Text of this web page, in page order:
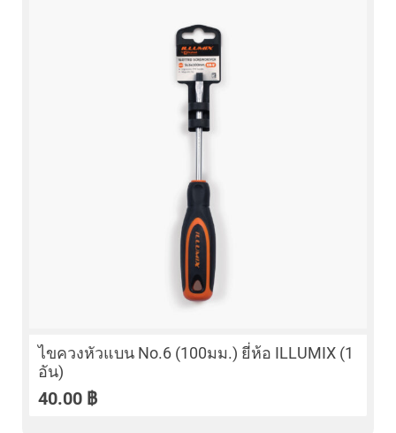
ไขควงหัวแบน No.6 (100มม.) ยี่ห้อ ILLUMIX (1
อัน)
40.00 ฿